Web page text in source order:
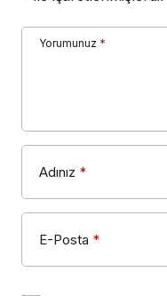
Yorumunuz *
Adınız *
E-Posta *